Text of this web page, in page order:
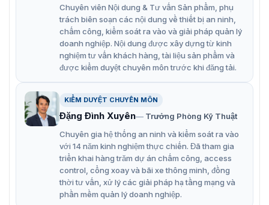
Công nghệ bảo mật cao:
Hỗ trợ đa tần số: Đọc thẻ 125KHz và 13.56MHz, tăng
khả năng tương thích.
Báo động chống giả mạo: Phát hiện và cảnh báo
hành vi xâm nhập trái phép.
Cổng giao tiếp linh hoạt:
Hai chế độ giao tiếp:
Wiegand: Tương thích với các thiết bị kiểm soát truy
cập của bên thứ ba.
Wiegand & RS485: Giao thức RS485 hỗ trợ ZK-
Chuyên viên Nội dung & Tư vấn Sản phẩm, phụ
trách biên soạn các nội dung về thiết bị an ninh,
chấm công, kiểm soát ra vào và giải pháp quản lý
doanh nghiệp. Nội dung được xây dựng từ kinh
nghiệm tư vấn khách hàng, tài liệu sản phẩm và
được kiểm duyệt chuyên môn trước khi đăng tải.
KIỂM DUYỆT CHUYÊN MÔN
Đặng Đình Xuyên
Trưởng Phòng Kỹ Thuật
Chuyên gia hệ thống an ninh và kiểm soát ra vào
với 14 năm kinh nghiệm thực chiến. Đã tham gia
triển khai hàng trăm dự án chấm công, access
control, cổng xoay và bãi xe thông minh, đồng
thời tư vấn, xử lý các giải pháp hạ tầng mạng và
phần mềm quản lý doanh nghiệp.